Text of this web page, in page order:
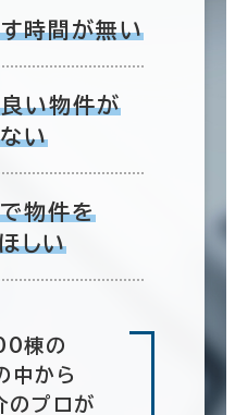
時間が無い
い物件が
い
物件を
しい
棟の
中から
のプロが